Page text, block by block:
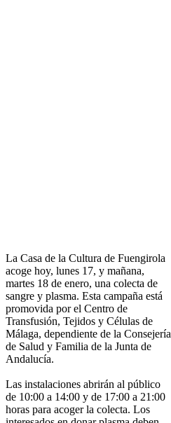
La Casa de la Cultura de Fuengirola
acoge hoy, lunes 17, y mañana,
martes 18 de enero, una colecta de
sangre y plasma. Esta campaña está
promovida por el Centro de
Transfusión, Tejidos y Células de
Málaga, dependiente de la Consejería
de Salud y Familia de la Junta de
Andalucía.
Las instalaciones abrirán al público
de 10:00 a 14:00 y de 17:00 a 21:00
horas para acoger la colecta. Los